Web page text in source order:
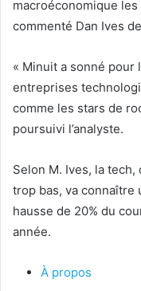
macroéconomique
commenté Dan Ives
« Minuit a sonné pour
entreprises
comme les stars de
poursuivi l’analyste.
Selon M. Ives, la
trop bas, va connaître
hausse de 20% du
année.
À propos